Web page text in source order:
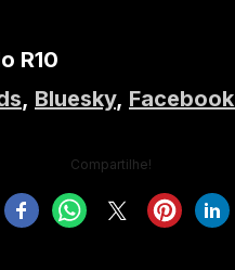
R10
, Bluesky, Facebook
Compartilhe!